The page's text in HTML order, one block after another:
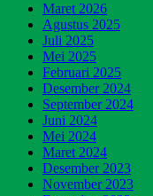
Maret 2026
Agustus 2025
Juli 2025
Mei 2025
Februari 2025
Desember 2024
September 2024
Juni 2024
Mei 2024
Maret 2024
Desember 2023
November 2023